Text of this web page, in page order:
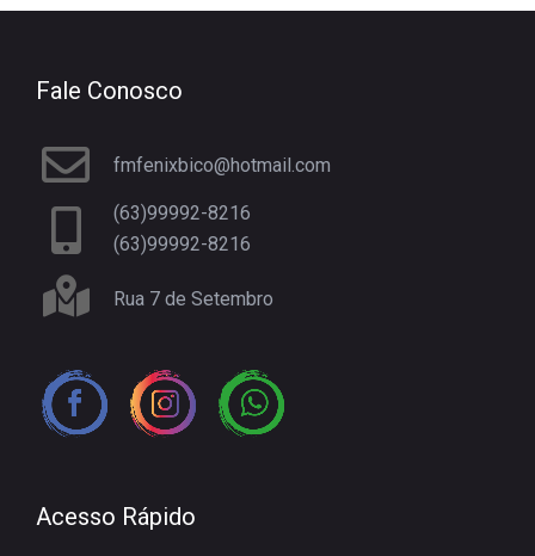
Fale Conosco
fmfenixbico@hotmail.com
(63)99992-8216
(63)99992-8216
Rua 7 de Setembro
Acesso Rápido